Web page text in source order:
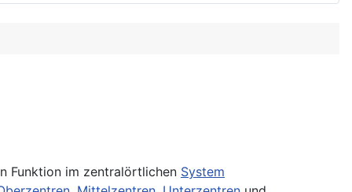
Funktion im zentralörtlichen System